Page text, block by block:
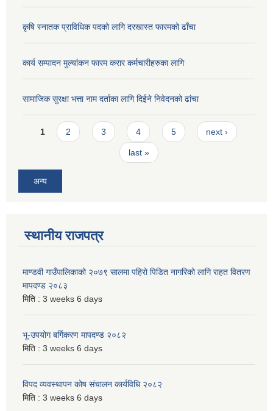
कृषि स्नातक प्राविधिक पदको लागि दरखास्त फारमको ढाँचा
कार्य सम्पादन मुल्यांकन फारम करार कर्मचारीहरुका लागि
सामाजिक सुरक्षा भत्ता नाम दर्ताका लागि दिईने निवेदनको ढांचा
Pages
1 2 3 4 5 next ›
last »
अन्य
स्थानीय राजपत्र
माण्डवी गाउँपालिकाको २०७९ सालमा पहिरो पिडित नागरिको लागि राहत वितरण
मापदण्ड २०८३
मिति : 3 weeks 6 days
भू-उपयोग बर्गिकरण मापदण्ड २०८२
मिति : 3 weeks 6 days
विपद व्यवस्थापन कोष संचालन कार्यविधि २०८२
मिति : 3 weeks 6 days